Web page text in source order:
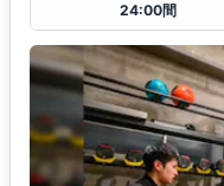
24:00間